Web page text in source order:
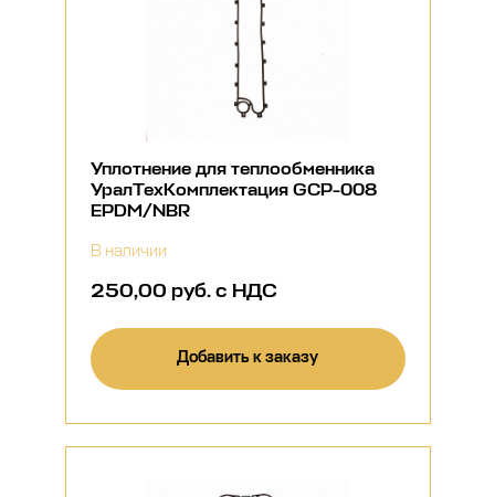
Уплотнение для теплообменника
УралТехКомплектация GCP-008
EPDM/NBR
В наличии
250,00 руб. с НДС
Добавить к заказу